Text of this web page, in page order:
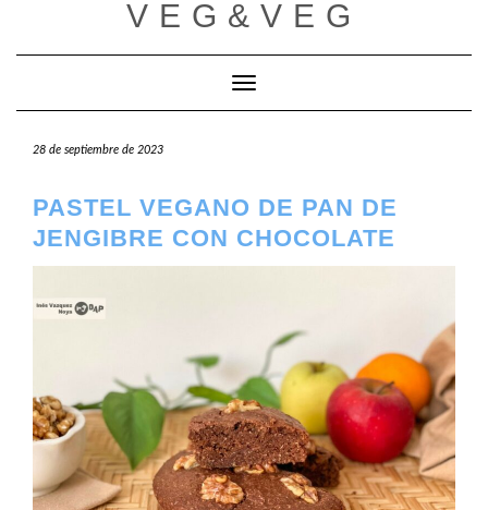
contenido
VEG&VEG
Cambiar modo de navegación
28 de septiembre de 2023
PASTEL VEGANO DE PAN DE
JENGIBRE CON CHOCOLATE